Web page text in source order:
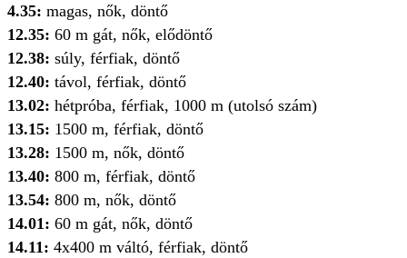
4.35: magas, nők, döntő
12.35: 60 m gát, nők, elődöntő
12.38: súly, férfiak, döntő
12.40: távol, férfiak, döntő
13.02: hétpróba, férfiak, 1000 m (utolsó szám)
13.15: 1500 m, férfiak, döntő
13.28: 1500 m, nők, döntő
13.40: 800 m, férfiak, döntő
13.54: 800 m, nők, döntő
14.01: 60 m gát, nők, döntő
14.11: 4x400 m váltó, férfiak, döntő